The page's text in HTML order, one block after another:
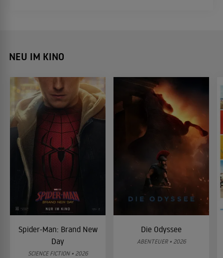
NEU IM KINO
Spider-Man: Brand New
Day
SCIENCE FICTION • 2026
Die Odyssee
ABENTEUER • 2026